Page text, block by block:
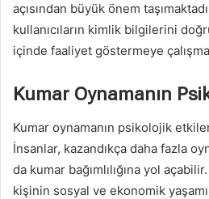
açısından büyük önem
kullanıcıların kimlik bilgilerini
içinde faaliyet göstermeye
Kumar Oynamanın
Kumar oynamanın psikolojik
İnsanlar, kazandıkça daha fazla
da kumar bağımlılığına yol açabilir.
kişinin sosyal ve ekonomik